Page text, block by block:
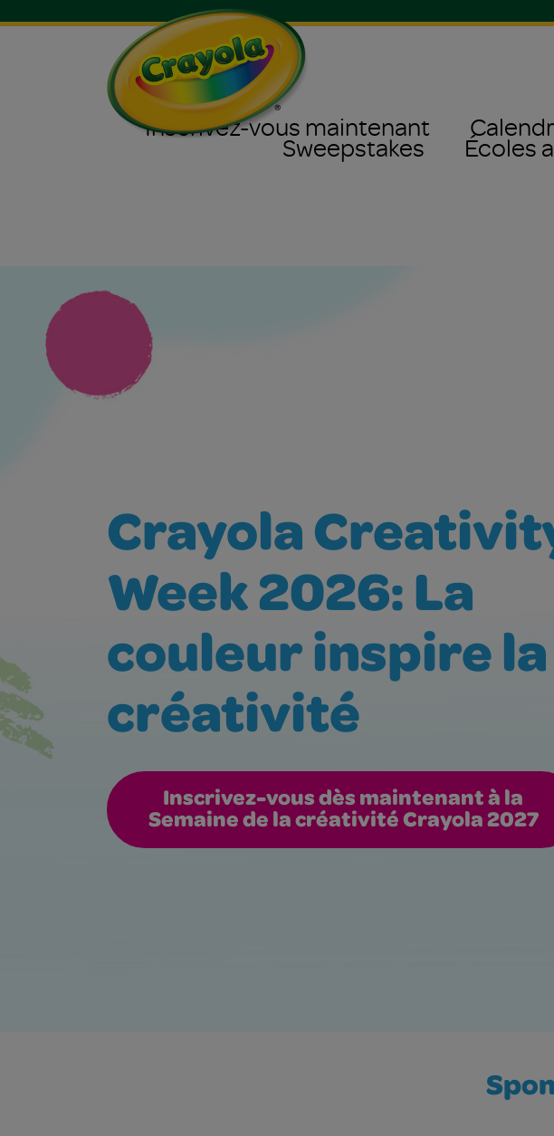
Inscrivez-vous maintenant
Sweepstakes Écoles
Crayola
Week 2026: La
couleur inspire la
créativité
Inscrivez-vous dès maintenant à la
Semaine de la créativité Crayola 2027